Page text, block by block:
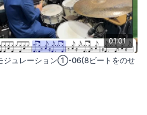
01:01
ジュレーション①-06(8ビートをのせ